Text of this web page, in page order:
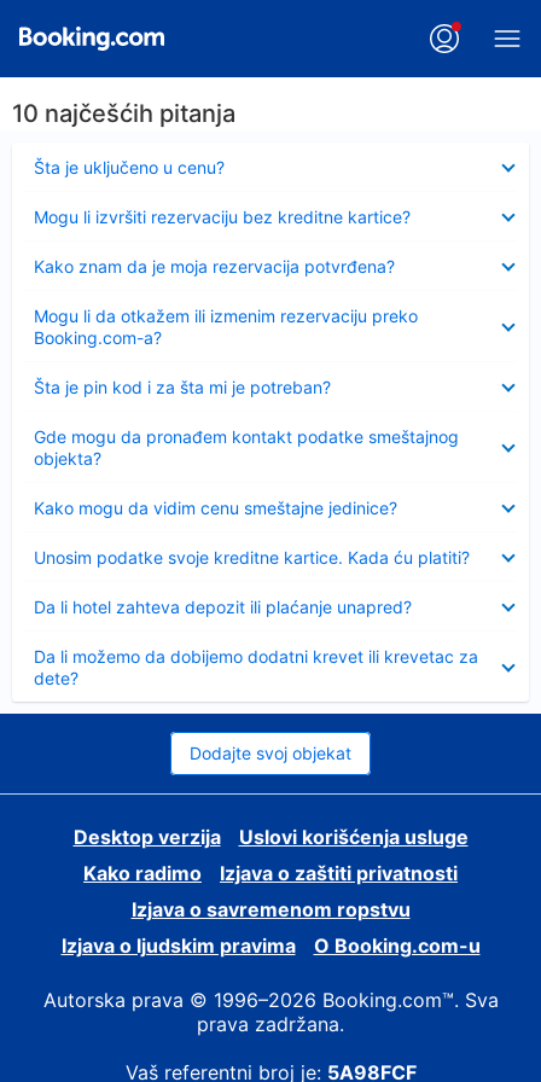
10 najčešćih pitanja
Šta je uključeno u cenu?
Sažeto
Mogu li izvršiti rezervaciju bez kreditne kartice?
Kako znam da je moja rezervacija potvrđena?
Mogu li da otkažem ili izmenim rezervaciju preko
Booking.com-a?
Šta je pin kod i za šta mi je potreban?
Sažeto
Gde mogu da pronađem kontakt podatke smeštajnog
objekta?
Kako mogu da vidim cenu smeštajne jedinice?
Unosim podatke svoje kreditne kartice. Kada ću platiti?
Da li hotel zahteva depozit ili plaćanje unapred?
Da li možemo da dobijemo dodatni krevet ili krevetac za
dete?
Dodajte svoj objekat
Desktop verzija
Uslovi korišćenja usluge
Kako radimo
Izjava o zaštiti privatnosti
Izjava o savremenom ropstvu
Izjava o ljudskim pravima
О Booking.com-u
Autorska prava © 1996–2026 Booking.com™. Sva
prava zadržana.
Vaš referentni broj je: 5A98FCF